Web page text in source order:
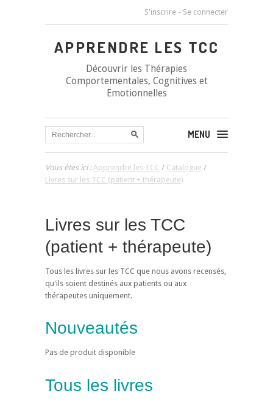
S'inscrire - Se connecter
APPRENDRE LES TCC
Découvrir les Thérapies
Comportementales, Cognitives et
Emotionnelles
MENU
Vous êtes ici :Apprendre les TCC / Catalogue /
Livres sur les TCC (patient + thérapeute)
Livres sur les TCC
(patient + thérapeute)
Tous les livres sur les TCC que nous avons recensés,
qu'ils soient destinés aux patients ou aux
thérapeutes uniquement.
Nouveautés
Pas de produit disponible
Tous les livres